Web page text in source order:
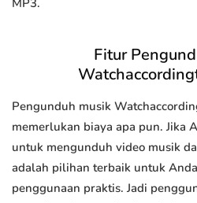
MP3.
Fitur
Pengunduh musik
memerlukan biaya apa pun. Jika
untuk mengunduh video musik
adalah pilihan terbaik untuk
penggunaan praktis. Jadi